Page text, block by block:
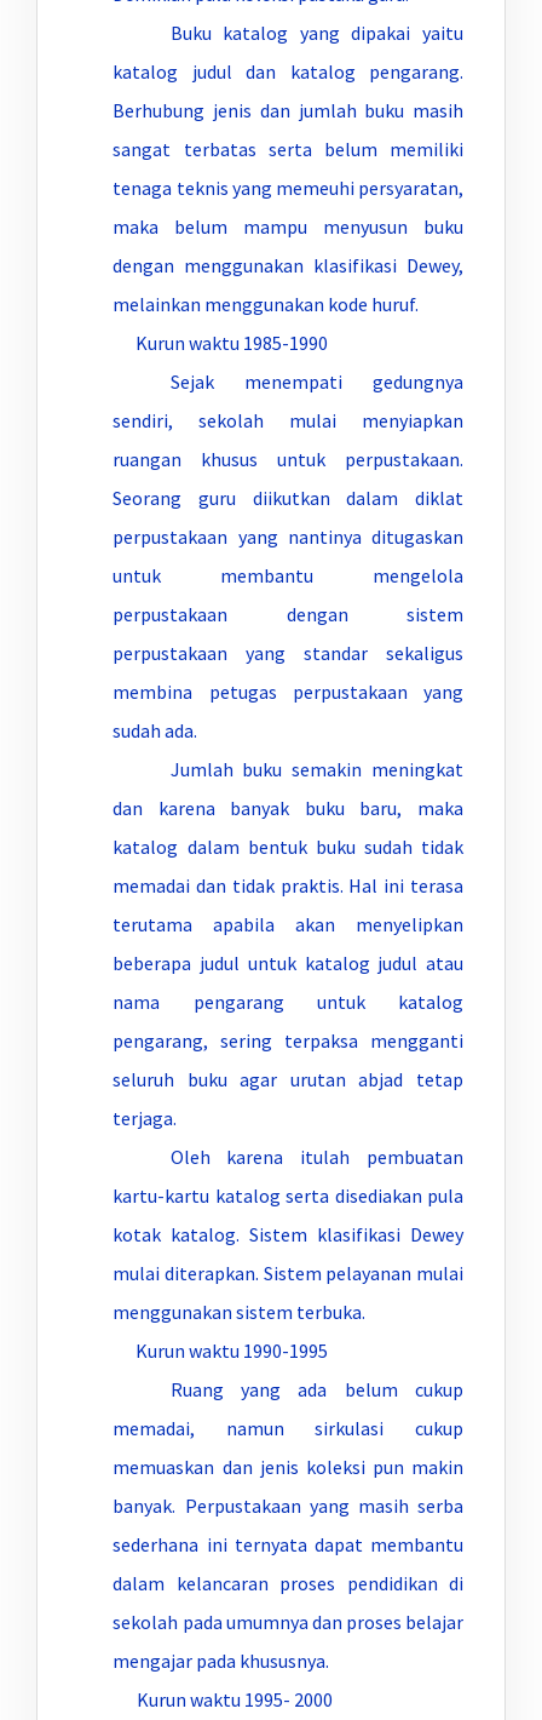
Buku katalog yang dipakai yaitu
katalog judul dan katalog pengarang.
Berhubung jenis dan jumlah buku masih
sangat terbatas serta belum memiliki
tenaga teknis yang memeuhi persyaratan,
maka belum mampu menyusun buku
dengan menggunakan klasifikasi Dewey,
melainkan menggunakan kode huruf.
Kurun waktu 1985-1990
Sejak menempati gedungnya
sendiri, sekolah mulai menyiapkan
ruangan khusus untuk perpustakaan.
Seorang guru diikutkan dalam diklat
perpustakaan yang nantinya ditugaskan
untuk membantu mengelola
perpustakaan dengan sistem
perpustakaan yang standar sekaligus
membina petugas perpustakaan yang
sudah ada.
Jumlah buku semakin meningkat
dan karena banyak buku baru, maka
katalog dalam bentuk buku sudah tidak
memadai dan tidak praktis. Hal ini terasa
terutama apabila akan menyelipkan
beberapa judul untuk katalog judul atau
nama pengarang untuk katalog
pengarang, sering terpaksa mengganti
seluruh buku agar urutan abjad tetap
terjaga.
Oleh karena itulah pembuatan
kartu-kartu katalog serta disediakan pula
kotak katalog. Sistem klasifikasi Dewey
mulai diterapkan. Sistem pelayanan mulai
menggunakan sistem terbuka.
Kurun waktu 1990-1995
Ruang yang ada belum cukup
memadai, namun sirkulasi cukup
memuaskan dan jenis koleksi pun makin
banyak. Perpustakaan yang masih serba
sederhana ini ternyata dapat membantu
dalam kelancaran proses pendidikan di
sekolah pada umumnya dan proses belajar
mengajar pada khususnya.
Kurun waktu 1995- 2000